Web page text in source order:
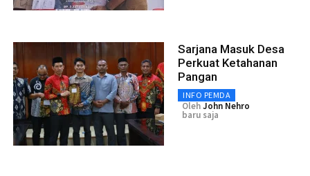
Sarjana Masuk Desa
Perkuat Ketahanan
Pangan
INFO PEMDA
OlehJohn Nehro
baru saja